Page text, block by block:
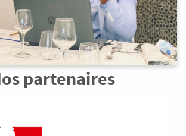
partenaires